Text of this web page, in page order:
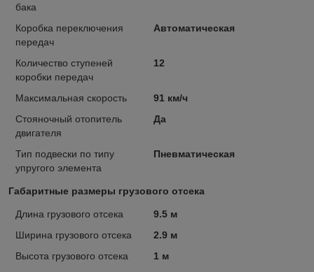
бака
Коробка переключения
передач
Автоматическая
Количество ступеней
коробки передач
12
Максимальная скорость
91 км/ч
Стояночный отопитель
двигателя
Да
Тип подвески по типу
упругого элемента
Пневматическая
Габаритные размеры грузового отсека
Длина грузового отсека
9.5 м
Ширина грузового отсека
2.9 м
Высота грузового отсека
1 м